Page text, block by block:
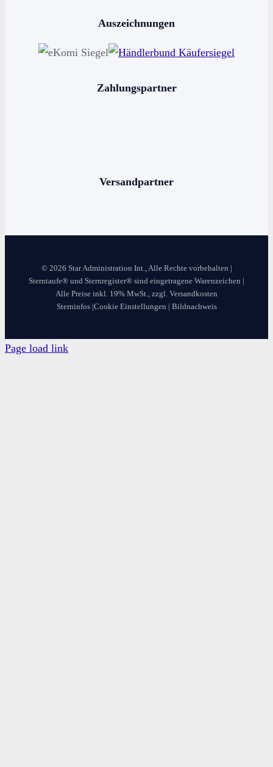
Horoskop kaufen
Sternschnuppe kaufen
Auszeichnungen
Zahlungspartner
Versandpartner
© 2026 Star Administration Int., Alle Rechte vorbehalten |
Sterntaufe® und Sternregister® sind eingetragene Warenzeichen |
Alle Preise inkl. 19% MwSt., zzgl. Versandkosten
Sterninfos|Cookie Einstellungen | Bildnachweis
Page load link